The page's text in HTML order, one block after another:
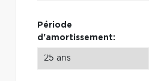
Période
d'amortissement: